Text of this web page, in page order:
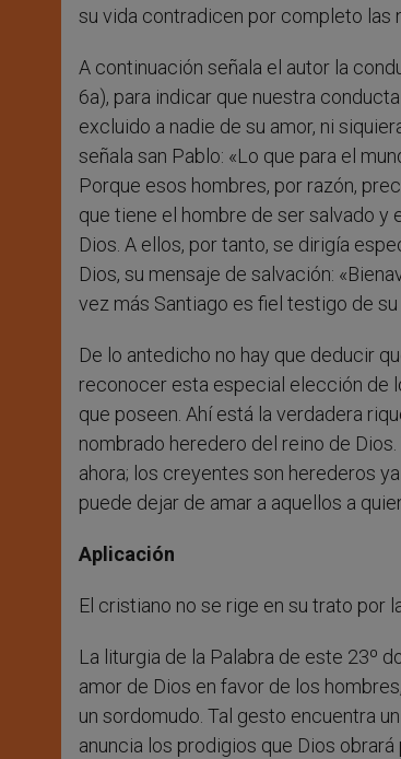
su vida contradicen por completo las
A continuación señala el autor la
6a), para indicar que nuestra
excluido a nadie de su amor, ni
señala san Pablo: «Lo que para el
Porque esos hombres, por razón,
que tiene el hombre de ser salvado
Dios. A ellos, por tanto, se dirigía
Dios, su mensaje de salvación:
vez más Santiago es fiel testigo de su
De lo antedicho no hay que deducir
reconocer esta especial elección de
que poseen. Ahí está la verdadera
nombrado heredero del reino de
ahora; los creyentes son herederos
puede dejar de amar a aquellos a
Aplicación
El cristiano no se rige en su trato por
La liturgia de la Palabra de este 23º
amor de Dios en favor de los
un sordomudo. Tal gesto encuentra
anuncia los prodigios que Dios